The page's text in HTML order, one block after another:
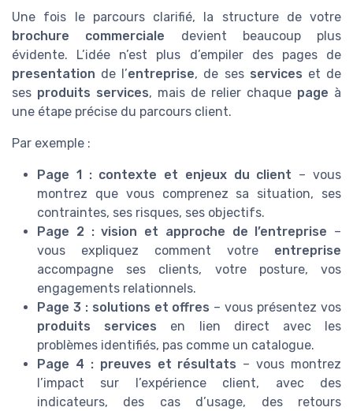
Une fois le parcours clarifié, la structure de votre
brochure commerciale devient beaucoup plus
évidente. L’idée n’est plus d’empiler des pages de
presentation de l’entreprise, de ses services et de
ses produits services, mais de relier chaque page à
une étape précise du parcours client.
Par exemple :
Page 1 : contexte et enjeux du client – vous
montrez que vous comprenez sa situation, ses
contraintes, ses risques, ses objectifs.
Page 2 : vision et approche de l’entreprise –
vous expliquez comment votre entreprise
accompagne ses clients, votre posture, vos
engagements relationnels.
Page 3 : solutions et offres – vous présentez vos
produits services en lien direct avec les
problèmes identifiés, pas comme un catalogue.
Page 4 : preuves et résultats – vous montrez
l’impact sur l’expérience client, avec des
indicateurs, des cas d’usage, des retours